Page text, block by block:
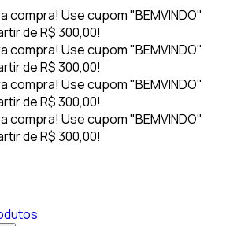
compra! Use cupom "BEMVINDO"
de R$ 300,00!
compra! Use cupom "BEMVINDO"
de R$ 300,00!
compra! Use cupom "BEMVINDO"
de R$ 300,00!
compra! Use cupom "BEMVINDO"
de R$ 300,00!